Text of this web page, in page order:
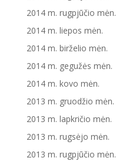
2014 m. rugpjūčio mėn.
2014 m. liepos mėn.
2014 m. birželio mėn.
2014 m. gegužės mėn.
2014 m. kovo mėn.
2013 m. gruodžio mėn.
2013 m. lapkričio mėn.
2013 m. rugsėjo mėn.
2013 m. rugpjūčio mėn.